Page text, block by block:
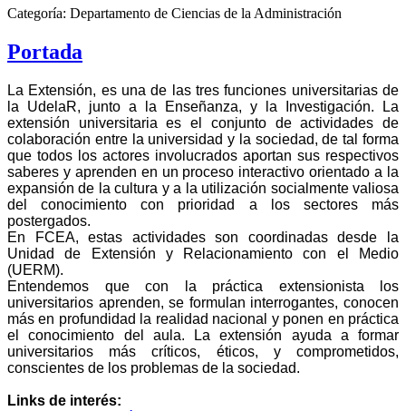
Categoría: Departamento de Ciencias de la Administración
Portada
La Extensión, es una de las tres funciones universitarias de
la UdelaR, junto a la Enseñanza, y la Investigación. La
extensión universitaria es el conjunto de actividades de
colaboración entre la universidad y la sociedad, de tal forma
que todos los actores involucrados aportan sus respectivos
saberes y aprenden en un proceso interactivo orientado a la
expansión de la cultura y a la utilización socialmente valiosa
del conocimiento con prioridad a los sectores más
postergados.
En FCEA, estas actividades son coordinadas desde la
Unidad de Extensión y Relacionamiento con el Medio
(UERM).
Entendemos que con la práctica extensionista los
universitarios aprenden, se formulan interrogantes, conocen
más en profundidad la realidad nacional y ponen en práctica
el conocimiento del aula. La extensión ayuda a formar
universitarios más críticos, éticos, y comprometidos,
conscientes de los problemas de la sociedad.
Links de interés: